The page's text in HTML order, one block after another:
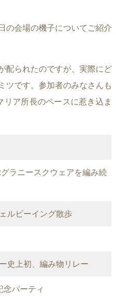
の会場の機子についてご紹介
配られたのですが、実際にど
ツです。参加者のみなさんも
リア所長のペースに惹き込ま
ラニースクウェアを編み続
ルビーイング散歩
史上初、編み物リレー
念パーティ